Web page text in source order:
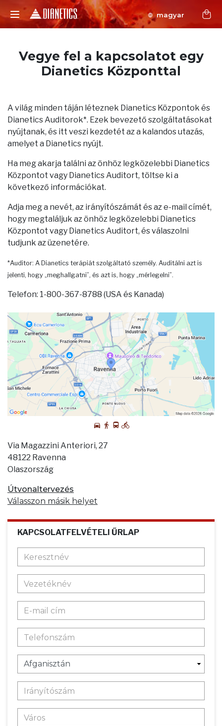
magyar
Vegye fel a kapcsolatot egy
Dianetics Központtal
A világ minden táján léteznek Dianetics Központok és
Dianetics Auditorok*. Ezek bevezető szolgáltatásokat
nyújtanak, és itt veszi kezdetét az a kalandos utazás,
amelyet a Dianetics nyújt.
Ha meg akarja találni az önhöz legközelebbi Dianetics
Központot vagy Dianetics Auditort, töltse ki a
következő információkat.
Adja meg a nevét, az irányítószámát és az e-mail címét,
hogy megtaláljuk az önhöz legközelebbi Dianetics
Központot vagy Dianetics Auditort, és válaszolni
tudjunk az üzenetére.
*Auditor: A Dianetics terápiát szolgáltató személy. Auditálni azt is
jelenti, hogy „meghallgatni”, és azt is, hogy „mérlegelni”.
Telefon: 1-800-367-8788 (USA és Kanada)
Via Magazzini Anteriori, 27
48122 Ravenna
Olaszország
Útvonaltervezés
Válasszon másik helyet
KAPCSOLATFELVÉTELI ŰRLAP